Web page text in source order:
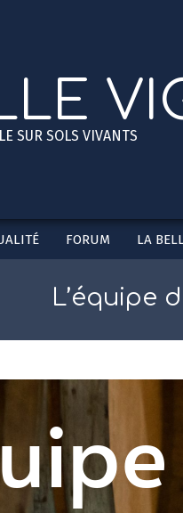
SUR SOLS VIVANTS
FORUM LA
L’équipe